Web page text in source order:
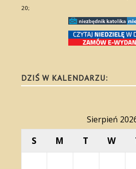
20;
DZIŚ W KALENDARZU:
Sierpień
S M T W